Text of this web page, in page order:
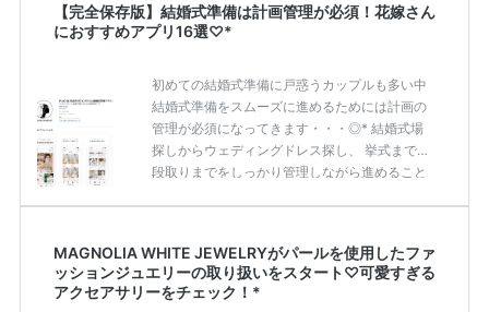
【完全保存版】結婚式準備は計画管理が必須！花嫁さん
におすすめアプリ16選♡*
初めての結婚式準備に戸惑うカップルも多い中
結婚式準備をスムーズに進めるためには計画の
管理が必須になってきます・・・◎* 結婚式場
探しからウェディングドレス探し、 挙式までの
段取りまでをしっかり管理しながら進めること
ご紹介いたします♪* 結婚式場を探しアプリ3つ
1.PLACOLE＆DRESSY -プラコレウェディング-
Apple Storeより、ダウンロードはこちらをチェ
MAGNOLIA WHITE JEWELRYがパールを使用したファ
ッションジュエリーの取り扱いをスタート♡可愛すぎる
アクセアサリーをチェック！*